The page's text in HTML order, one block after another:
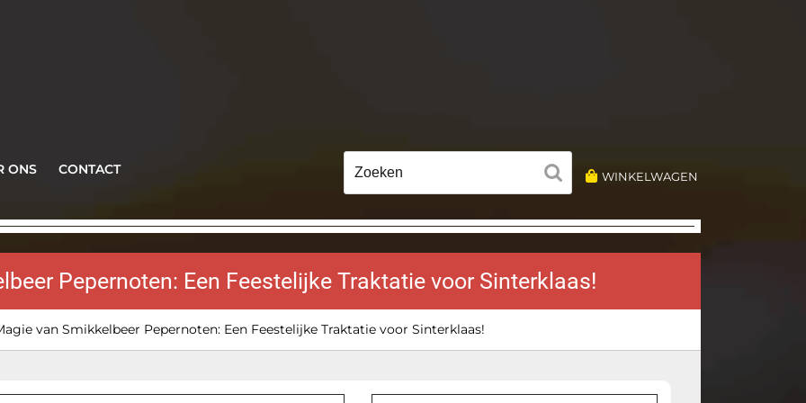
ONS CONTACT
naar:
WINKELWAGEN
Pepernoten: Een Feestelijke Traktatie voor Sinterklaas!
van Smikkelbeer Pepernoten: Een Feestelijke Traktatie voor Sinterklaas!